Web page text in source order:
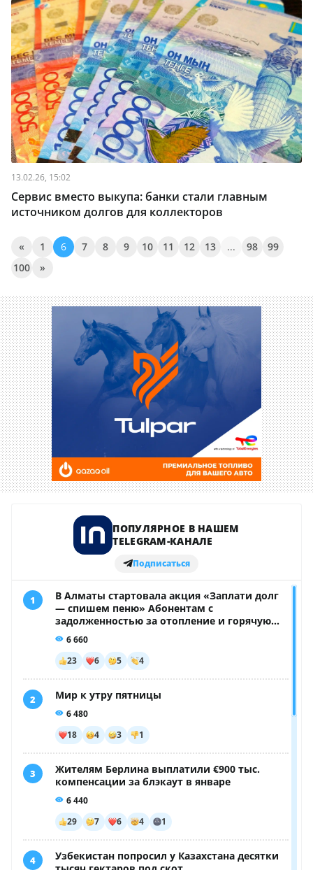
13.02.26, 15:02
Сервис вместо выкупа: банки стали главным
источником долгов для коллекторов
« 1 6 7 8 9 10 11 12 13 ... 98
99
100
»